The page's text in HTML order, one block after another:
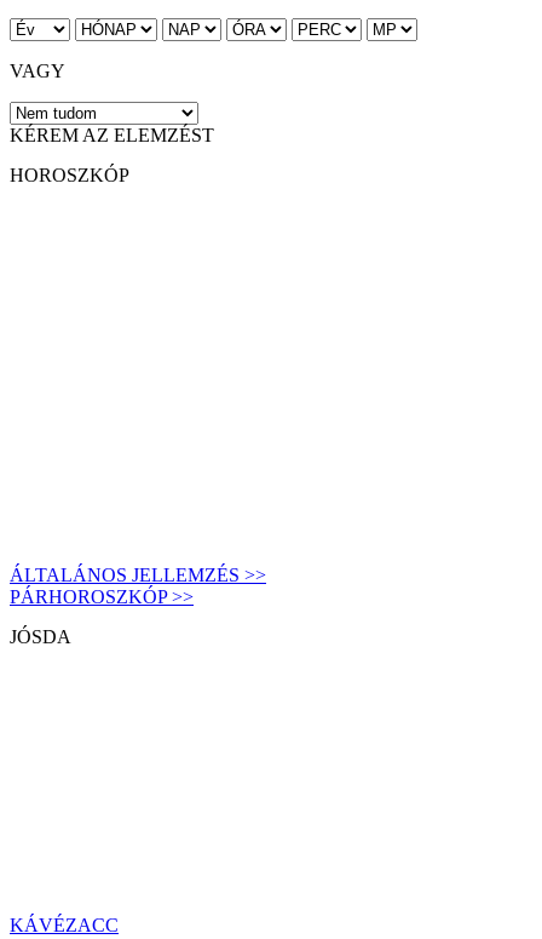
VAGY
KÉREM AZ ELEMZÉST
HOROSZKÓP
ÁLTALÁNOS JELLEMZÉS >>
PÁRHOROSZKÓP >>
JÓSDA
KÁVÉZACC